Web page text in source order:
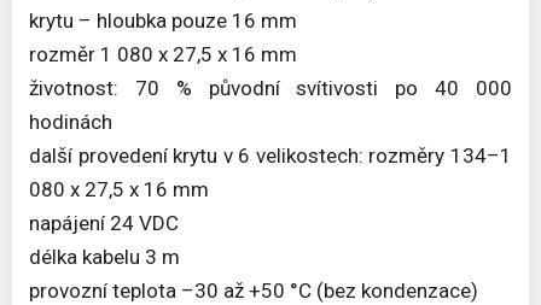
krytu – hloubka pouze 16 mm
rozměr 1 080 x 27,5 x 16 mm
životnost: 70 % původní svítivosti po 40 000
hodinách
další provedení krytu v 6 velikostech: rozměry 134–1
080 x 27,5 x 16 mm
napájení 24 VDC
délka kabelu 3 m
provozní teplota –30 až +50 °C (bez kondenzace)